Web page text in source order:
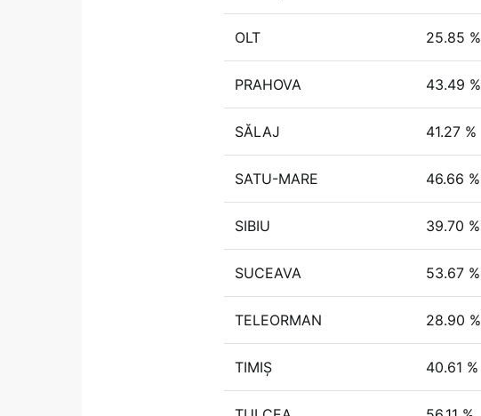
OLT 25.85 %
PRAHOVA 43.49 %
SĂLAJ 41.27 %
SATU-MARE 46.66 %
SIBIU 39.70 %
SUCEAVA 53.67 %
TELEORMAN 28.90 %
TIMIȘ 40.61 %